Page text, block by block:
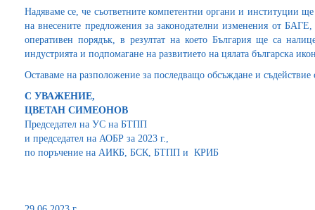
Надяваме се, че съответните компетентни органи и институции
на внесените предложения за законодателни изменения от
оперативен порядък, в резултат на което България ще са
индустрията и подпомагане на развитието на цялата българска
Оставаме на разположение за последващо обсъждане и съдействие
С УВАЖЕНИЕ,
ЦВЕТАН СИМЕОНОВ
Председател на УС на БТПП
и председател на АОБР за 2023 г.,
по поръчение на АИКБ, БСК, БТПП и КРИБ